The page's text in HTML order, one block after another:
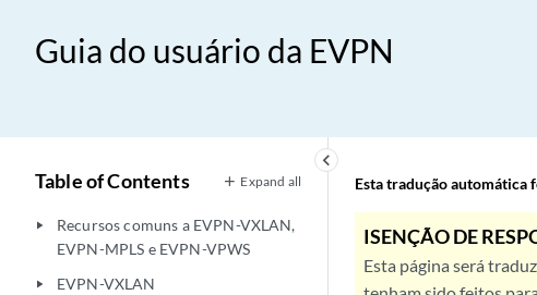
Guia do usuário da EVPN
keyboard_arrow_left
Table of Contents Expand all
play_arrow
Recursos comuns a EVPN-VXLAN,
EVPN-MPLS e EVPN-VPWS
play_arrow EVPN-VXLAN
Esta tradução automática
ISENÇÃO DE
Esta página será